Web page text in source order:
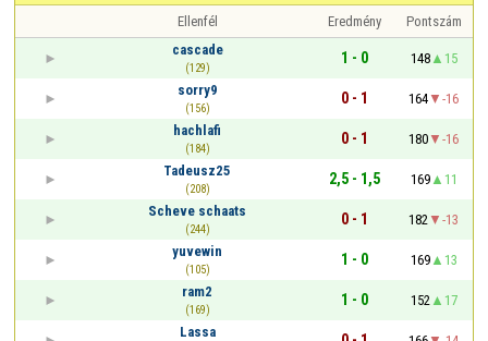
Ellenfél Eredmény
Pontszám
cascade
(129)
1 - 0 148
15
sorry9
(156)
0 - 1 164
-16
hachlafi
(184)
0 - 1 180
-16
Tadeusz25
(208)
2,5 - 1,5 169
11
Scheve schaats
(244)
0 - 1 182
-13
yuvewin
(105)
1 - 0 169
13
ram2
(169)
1 - 0 152
17
Lassa